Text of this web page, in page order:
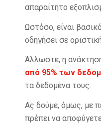
απαραίτητο
Ωστόσο, είναι
οδηγήσει σε
Άλλωστε, η
από 95% των
τα δεδομένα τους.
Ας δούμε, όμως, με
πρέπει να